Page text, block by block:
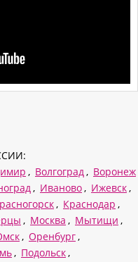
, Волгоград , Воронеж
, Иваново , Ижевск ,
, Краснодар ,
, Москва , Мытищи ,
, Оренбург ,
, Подольск ,